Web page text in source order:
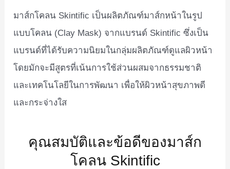
มาส์กโคลน Skintific เป็นผลิตภัณฑ์มาส์กหน้าในรูป
แบบโคลน (Clay Mask) จากแบรนด์ Skintific ซึ่งเป็น
แบรนด์ที่ได้รับความนิยมในกลุ่มผลิตภัณฑ์ดูแลผิวหน้า
โดยมักจะมีสูตรที่เน้นการใช้ส่วนผสมจากธรรมชาติ
และเทคโนโลยีในการพัฒนา เพื่อให้ผิวหน้าสุขภาพดี
และกระจ่างใส
คุณสมบัติและข้อดีของมาส์ก
โคลน Skintific